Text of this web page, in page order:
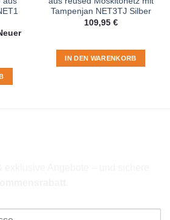
Tampenjan NET3TJ Silber
109,95 €
IN DEN WARENKORB